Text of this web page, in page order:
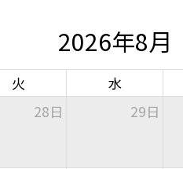
2026年8月
火 水
28日 29日